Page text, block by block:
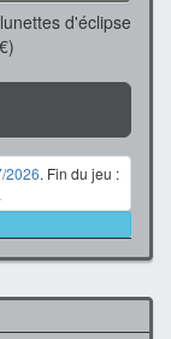
d'éclipse
2026. Fin du jeu :